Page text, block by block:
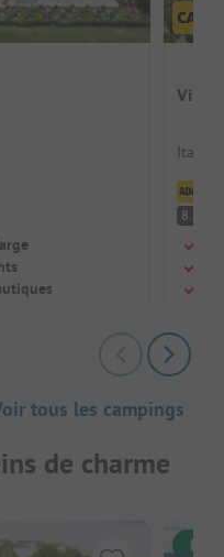
Italie
8.5
tous les campings
de charme